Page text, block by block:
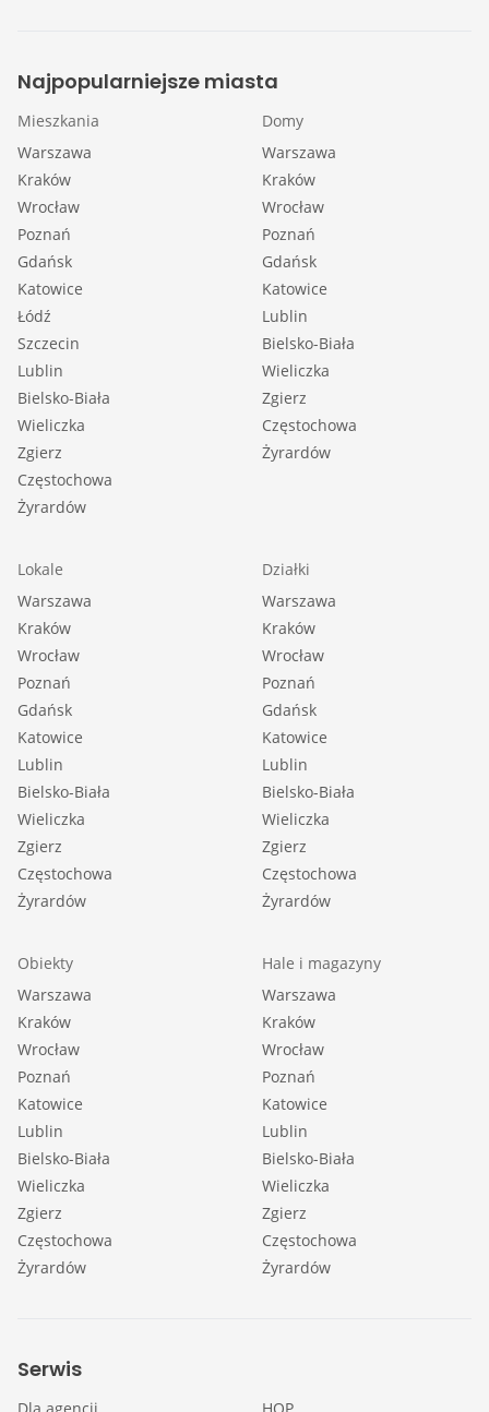
Najpopularniejsze miasta
Mieszkania
Warszawa
Kraków
Wrocław
Poznań
Gdańsk
Katowice
Łódź
Szczecin
Lublin
Bielsko-Biała
Wieliczka
Zgierz
Częstochowa
Żyrardów
Domy
Warszawa
Kraków
Wrocław
Poznań
Gdańsk
Katowice
Lublin
Bielsko-Biała
Wieliczka
Zgierz
Częstochowa
Żyrardów
Lokale
Warszawa
Kraków
Wrocław
Poznań
Gdańsk
Katowice
Lublin
Bielsko-Biała
Wieliczka
Zgierz
Częstochowa
Żyrardów
Działki
Warszawa
Kraków
Wrocław
Poznań
Gdańsk
Katowice
Lublin
Bielsko-Biała
Wieliczka
Zgierz
Częstochowa
Żyrardów
Obiekty
Warszawa
Kraków
Wrocław
Poznań
Katowice
Lublin
Bielsko-Biała
Wieliczka
Zgierz
Częstochowa
Żyrardów
Hale i magazyny
Warszawa
Kraków
Wrocław
Poznań
Katowice
Lublin
Bielsko-Biała
Wieliczka
Zgierz
Częstochowa
Żyrardów
Serwis